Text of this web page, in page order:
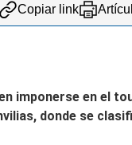
Copiar link
imponerse en el
donde se